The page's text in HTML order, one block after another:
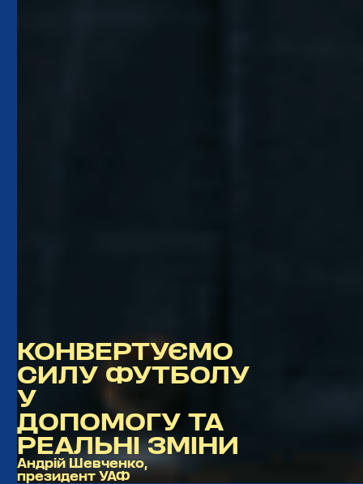
КОНВЕРТУЄМО
СИЛУ ФУТБОЛУ
У
ДОПОМОГУ ТА
РЕАЛЬНІ ЗМІНИ
Андрій Шевченко,
президент УАФ